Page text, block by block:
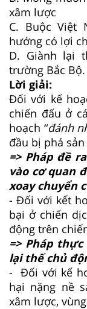
xâm lược
C. Buộc Việt
hướng có lợi
D. Giành lại
trường Bắc Bộ.
Lời giải:
Đối với kế
chiến đấu ở
hoạch “đánh
đầu bị phá sản
=> Pháp đề
vào cơ quan
xoay chuyển
- Đối với kết
bại ở chiến
động trên
=> Pháp
lại thế chủ
- Đối với kế
hại nặng nề
xâm lược,